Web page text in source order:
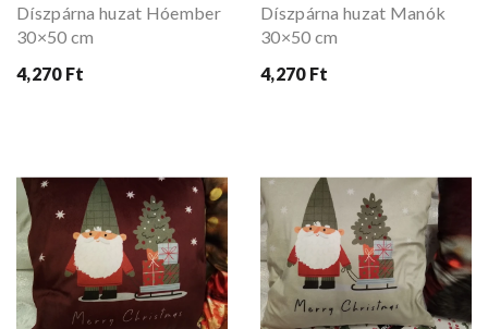
Díszpárna huzat Hóember
30×50 cm
4,270 Ft
Díszpárna huzat Manók
30×50 cm
4,270 Ft